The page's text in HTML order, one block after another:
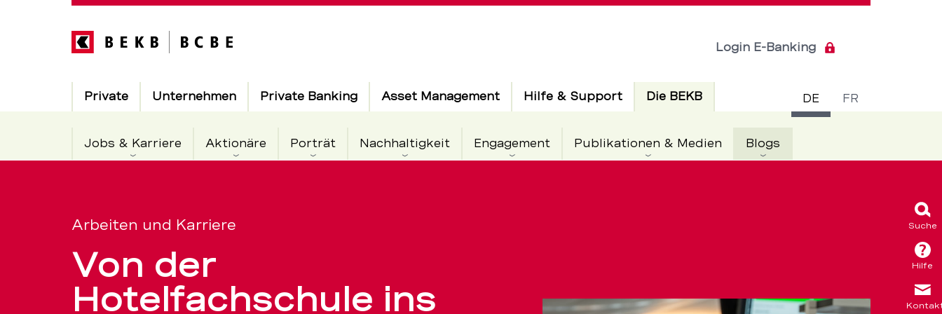
bei
der
DE FR
Login E-Banking
Hauptnavigation
Private Unternehmen Private Banking Asset Management Hilfe & Support Die BEKBAktiv
Jobs & Karriere Aktionäre Porträt Nachhaltigkeit Engagement Publikationen & Medien Blogs
Suche
Hilfe
Arbeiten und Karriere
Von der
Hotelfachschule ins